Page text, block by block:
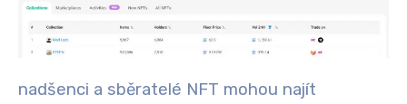
nadšenci a sběratelé NFT mohou najít